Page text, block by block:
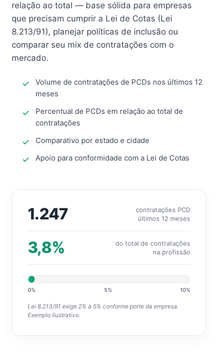
relação ao total — base sólida para empresas
que precisam cumprir a Lei de Cotas (Lei
8.213/91), planejar políticas de inclusão ou
comparar seu mix de contratações com o
mercado.
Volume de contratações de PCDs nos últimos 12
meses
Percentual de PCDs em relação ao total de
contratações
Comparativo por estado e cidade
Apoio para conformidade com a Lei de Cotas
1.247
contratações PCD
últimos 12 meses
3,8%
do total de contratações
na profissão
0% 5% 10%
Lei 8.213/91 exige 2% a 5% conforme porte da empresa.
Exemplo ilustrativo.